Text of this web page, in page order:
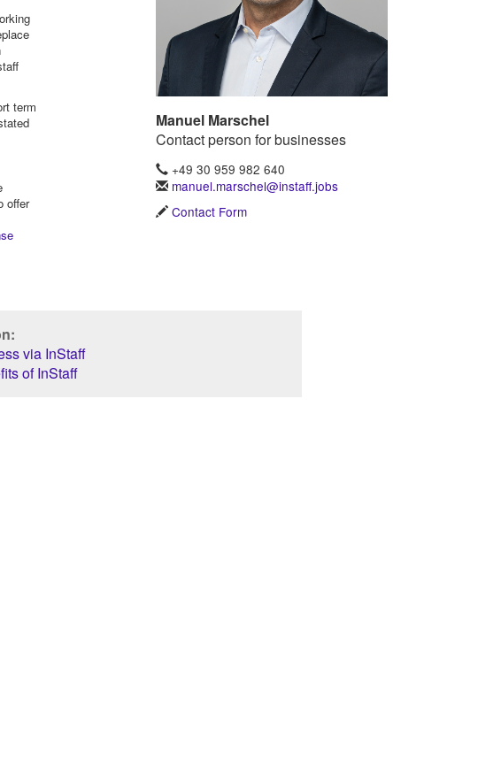
term
offer
Manuel Marschel
Contact person for businesses
+49 30 959 982 640
manuel.marschel@instaff.jobs
Contact Form
via InStaff
of InStaff